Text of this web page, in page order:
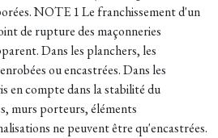
NOTE 1 Le franchissement d'un
de rupture des maçonneries
Dans les planchers, les
ou encastrées. Dans les
en compte dans la stabilité du
murs porteurs, éléments
ne peuvent être qu'encastrées.